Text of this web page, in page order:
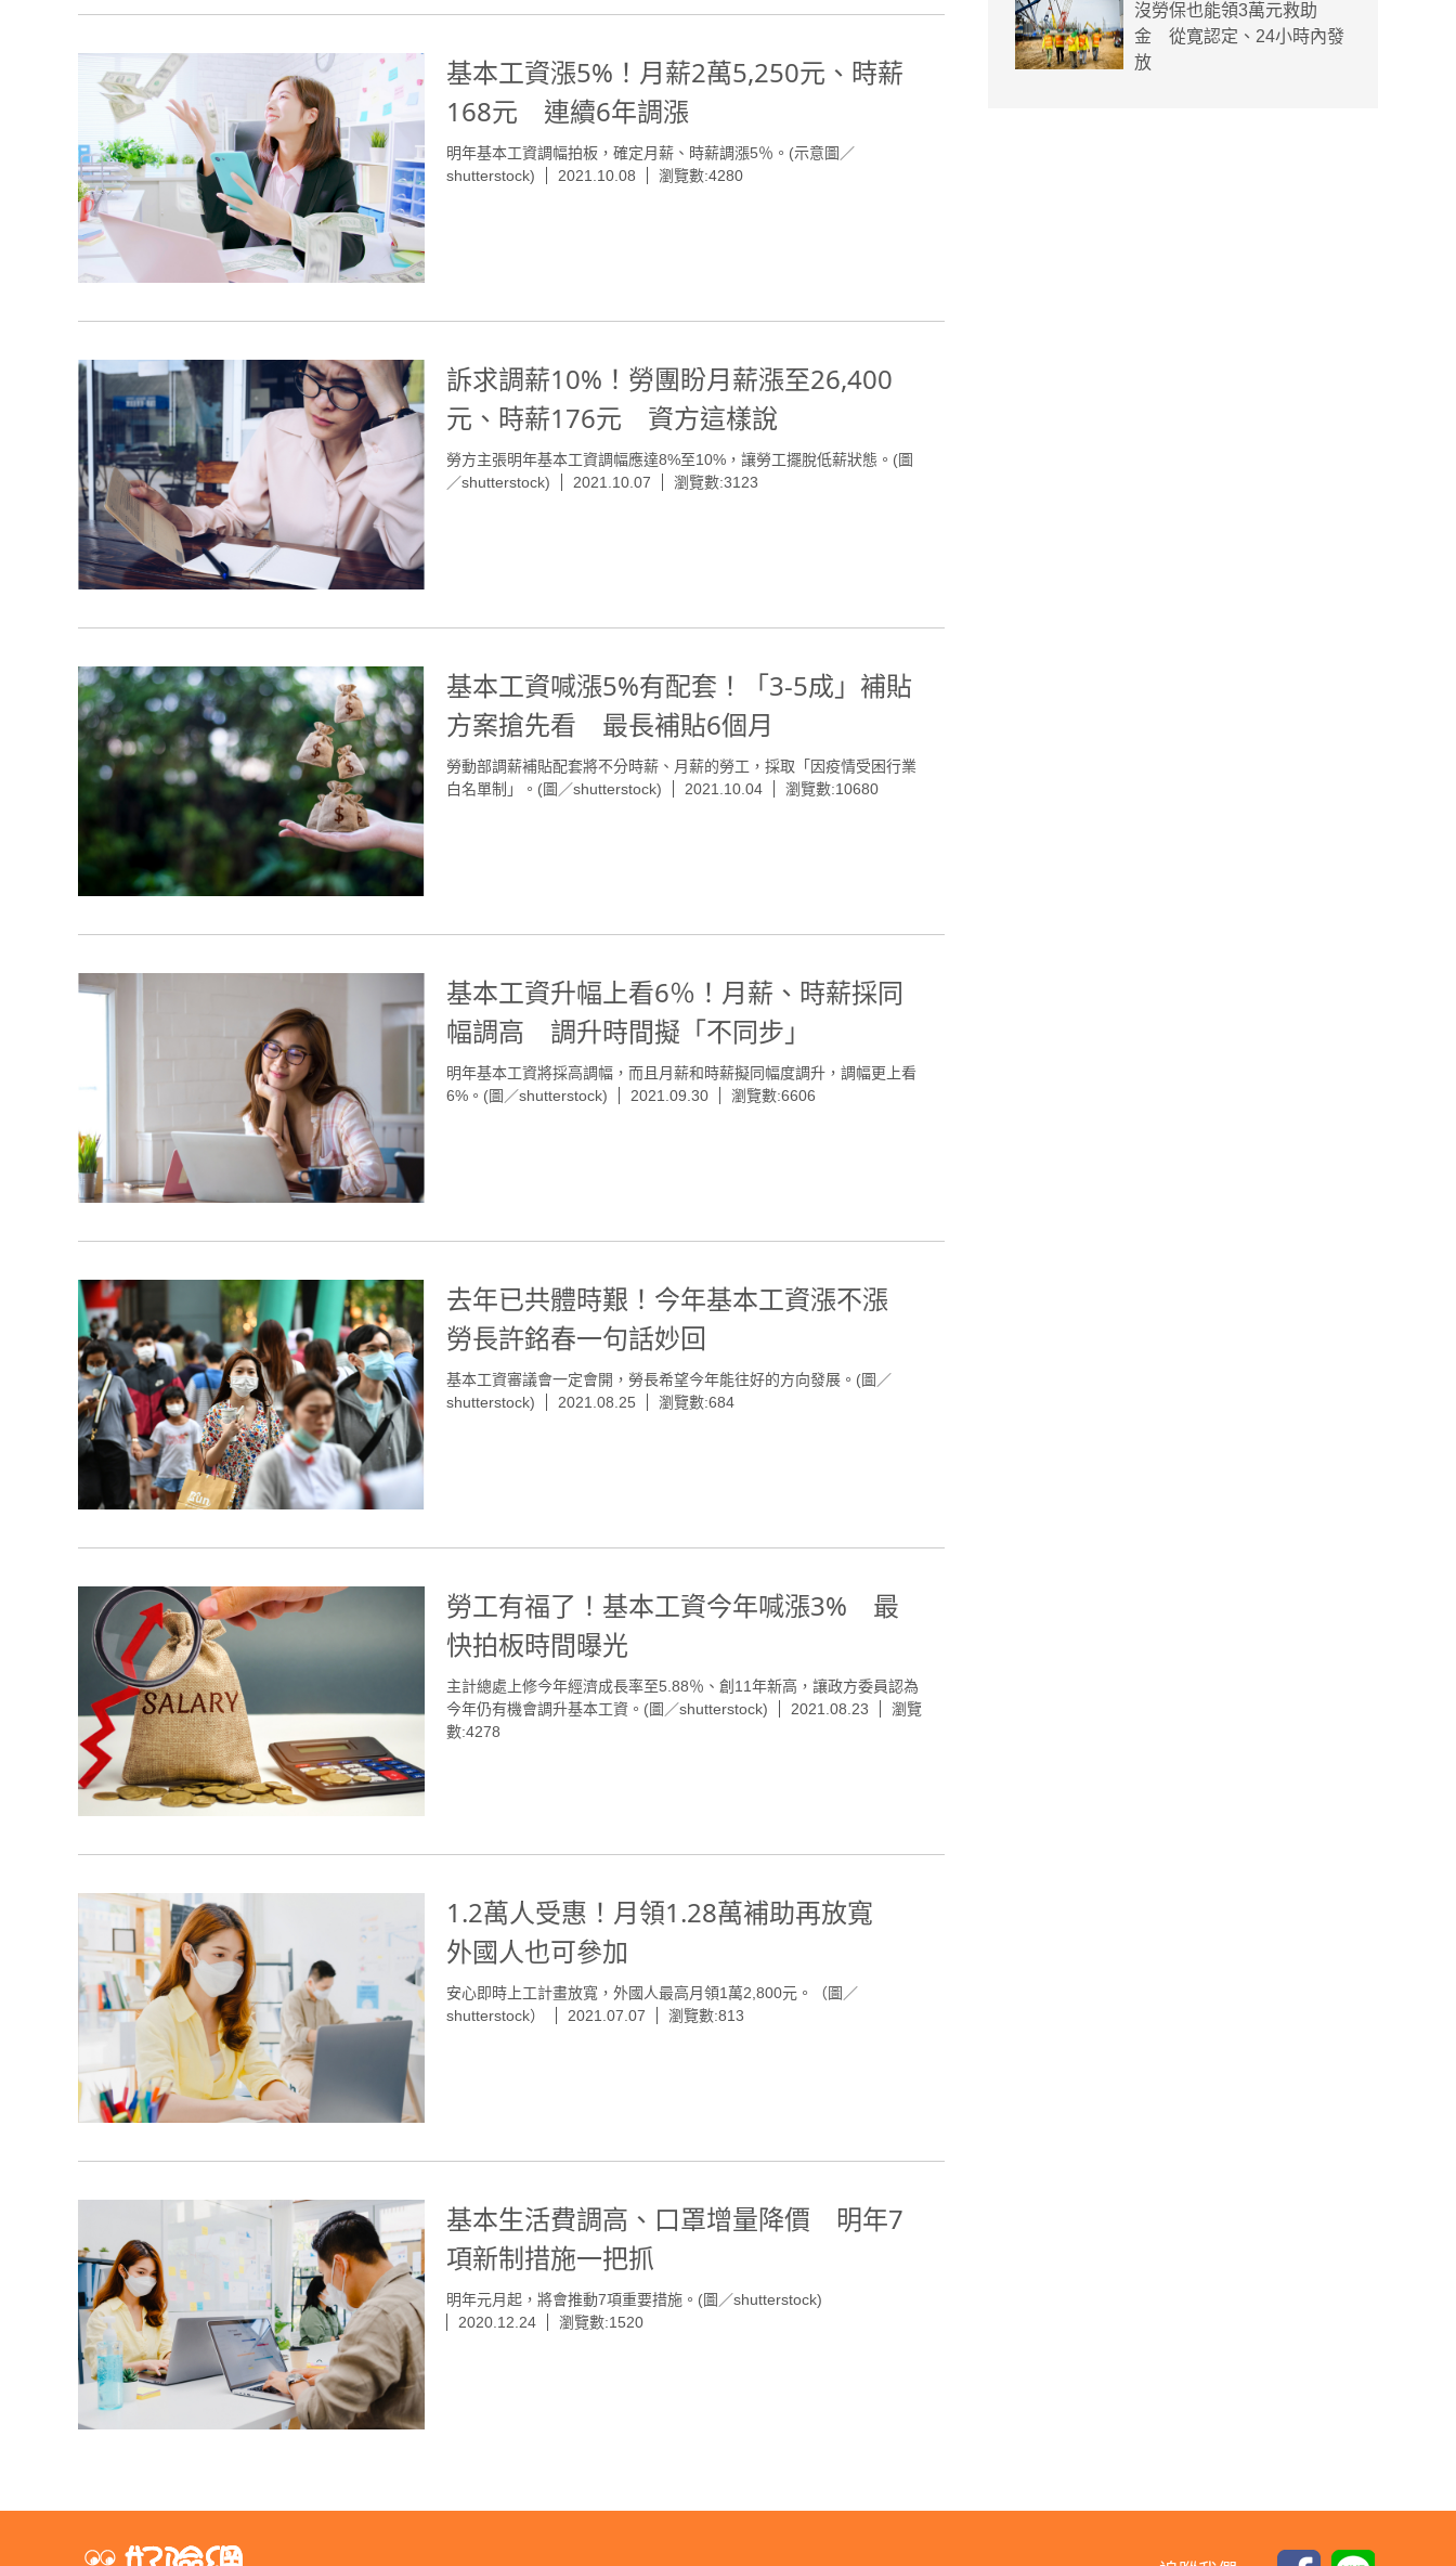
基本工資漲5%！月薪2萬5,250元、時薪
168元 連續6年調漲
明年基本工資調幅拍板，確定月薪、時薪調漲5％。(示意圖／
shutterstock)
2021.10.08 瀏覽數:4280
訴求調薪10%！勞團盼月薪漲至26,400
元、時薪176元 資方這樣說
勞方主張明年基本工資調幅應達8%至10%，讓勞工擺脫低薪狀態。(圖
／shutterstock)
2021.10.07 瀏覽數:3123
基本工資喊漲5%有配套！「3-5成」補貼
方案搶先看 最長補貼6個月
勞動部調薪補貼配套將不分時薪、月薪的勞工，採取「因疫情受困行業
白名單制」。(圖／shutterstock)
2021.10.04 瀏覽數:10680
基本工資升幅上看6％！月薪、時薪採同
幅調高 調升時間擬「不同步」
明年基本工資將採高調幅，而且月薪和時薪擬同幅度調升，調幅更上看
6%。(圖／shutterstock)
2021.09.30 瀏覽數:6606
去年已共體時艱！今年基本工資漲不漲
勞長許銘春一句話妙回
基本工資審議會一定會開，勞長希望今年能往好的方向發展。(圖／
shutterstock)
2021.08.25 瀏覽數:684
勞工有福了！基本工資今年喊漲3% 最
快拍板時間曝光
主計總處上修今年經濟成長率至5.88％、創11年新高，讓政方委員認為
今年仍有機會調升基本工資。(圖／shutterstock)
2021.08.23
瀏覽
數:4278
1.2萬人受惠！月領1.28萬補助再放寬
外國人也可參加
安心即時上工計畫放寬，外國人最高月領1萬2,800元。（圖／
shutterstock）
2021.07.07 瀏覽數:813
基本生活費調高、口罩增量降價 明年7
項新制措施一把抓
明年元月起，將會推動7項重要措施。(圖／shutterstock)
2020.12.24
瀏覽數:1520
沒勞保也能領3萬元救助
金 從寛認定、24小時內發
放